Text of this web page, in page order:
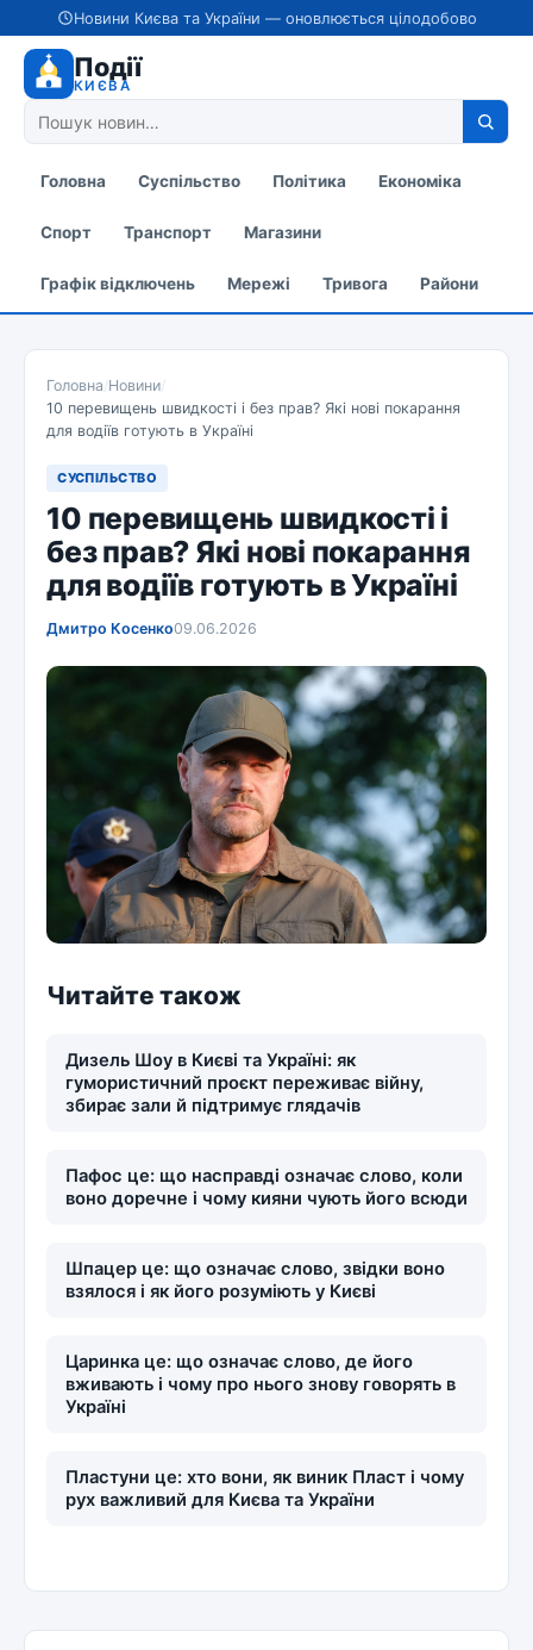
Новини Києва та України — оновлюється цілодобово
Події
КИЄВА
Головна Суспільство Політика Економіка
Спорт Транспорт Магазини
Графік відключень Мережі Тривога Райони
Головна/Новини/
10 перевищень швидкості і без прав? Які нові покарання
для водіїв готують в Україні
СУСПІЛЬСТВО
10 перевищень швидкості і
без прав? Які нові покарання
для водіїв готують в Україні
Дмитро Косенко09.06.2026
Читайте також
Дизель Шоу в Києві та Україні: як
гумористичний проєкт переживає війну,
збирає зали й підтримує глядачів
Пафос це: що насправді означає слово, коли
воно доречне і чому кияни чують його всюди
Шпацер це: що означає слово, звідки воно
взялося і як його розуміють у Києві
Царинка це: що означає слово, де його
вживають і чому про нього знову говорять в
Україні
Пластуни це: хто вони, як виник Пласт і чому
рух важливий для Києва та України